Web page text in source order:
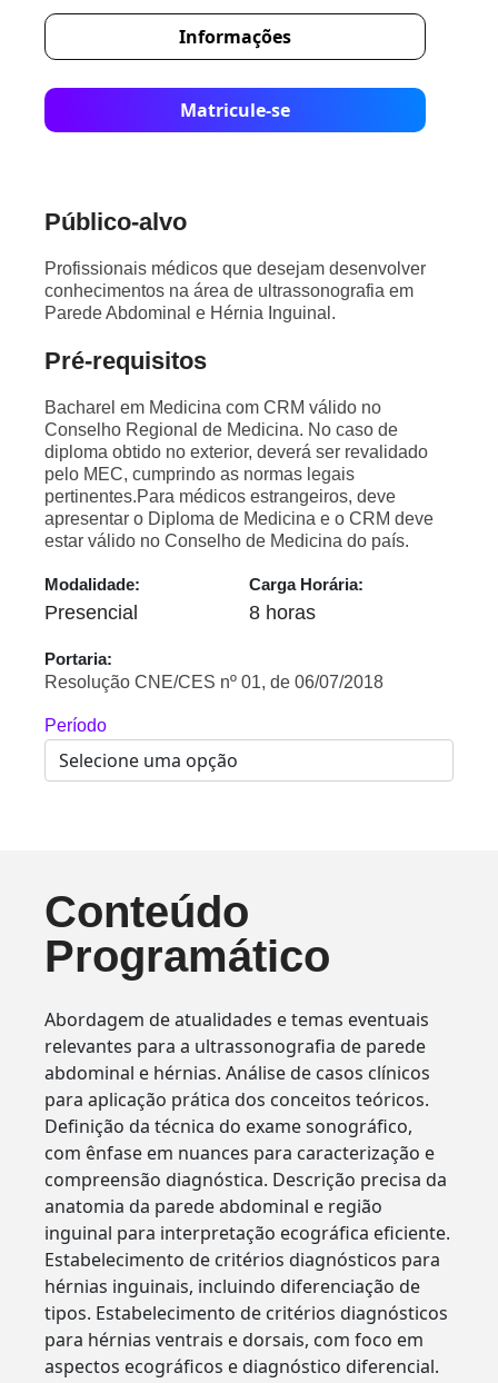
Informações
Matricule-se
Público-alvo
Profissionais médicos que desejam desenvolver
conhecimentos na área de ultrassonografia em
Parede Abdominal e Hérnia Inguinal.
Pré-requisitos
Bacharel em Medicina com CRM válido no
Conselho Regional de Medicina. No caso de
diploma obtido no exterior, deverá ser revalidado
pelo MEC, cumprindo as normas legais
pertinentes.Para médicos estrangeiros, deve
apresentar o Diploma de Medicina e o CRM deve
estar válido no Conselho de Medicina do país.
Modalidade:
Presencial
Carga Horária:
8 horas
Portaria:
Resolução CNE/CES nº 01, de 06/07/2018
Período
Conteúdo
Programático
Abordagem de atualidades e temas eventuais
relevantes para a ultrassonografia de parede
abdominal e hérnias. Análise de casos clínicos
para aplicação prática dos conceitos teóricos.
Definição da técnica do exame sonográfico,
com ênfase em nuances para caracterização e
compreensão diagnóstica. Descrição precisa da
anatomia da parede abdominal e região
inguinal para interpretação ecográfica eficiente.
Estabelecimento de critérios diagnósticos para
hérnias inguinais, incluindo diferenciação de
tipos. Estabelecimento de critérios diagnósticos
para hérnias ventrais e dorsais, com foco em
aspectos ecográficos e diagnóstico diferencial.